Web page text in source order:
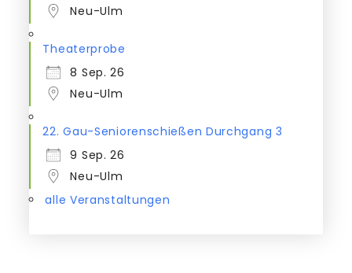
Neu-Ulm
Theaterprobe
8 Sep. 26
Neu-Ulm
22. Gau-Seniorenschießen Durchgang 3
9 Sep. 26
Neu-Ulm
alle Veranstaltungen